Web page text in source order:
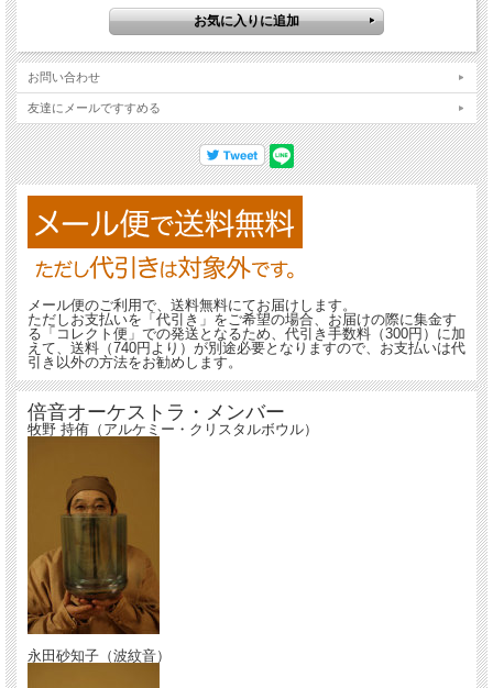
お問い合わせ
友達にメールですすめる
メール便のご利用で、送料無料にてお届けします。
ただしお支払いを「代引き」をご希望の場合、お届けの際に集金す
る「コレクト便」での発送となるため、代引き手数料（300円）に加
えて、送料（740円より）が別途必要となりますので、お支払いは代
引き以外の方法をお勧めします。
倍音オーケストラ・メンバー
牧野 持侑（アルケミー・クリスタルボウル）
永田砂知子（波紋音）